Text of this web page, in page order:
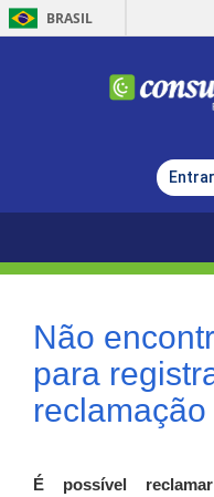
BRASIL
Não
para
reclamação
É possível